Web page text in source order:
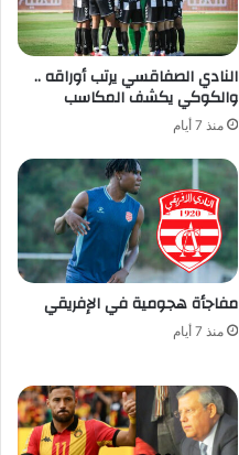
النادي الصفاقسي يرتب أوراقه ..
والكوكي يكشف المكاسب
منذ 7 أيام
مفاجأة هجومية في الإفريقي
منذ 7 أيام